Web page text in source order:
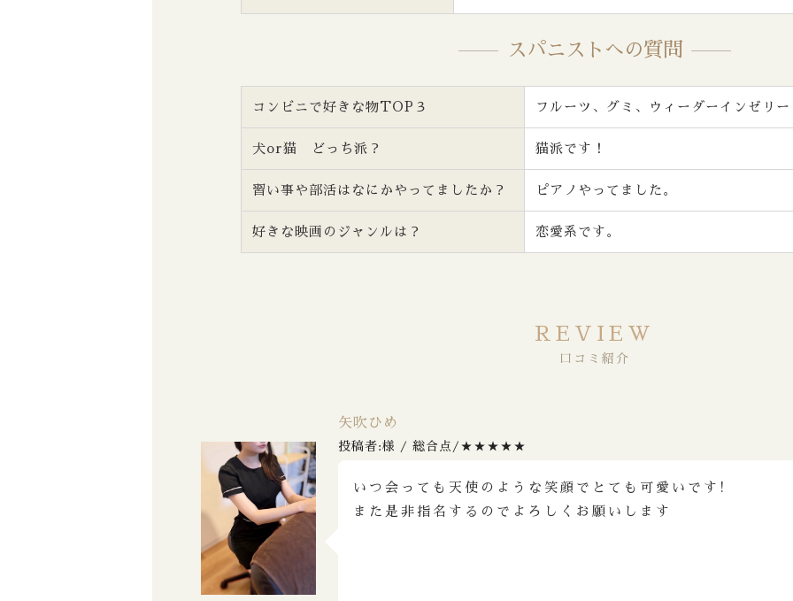
スパニストへの質問
コンビニで好きな物TOP３ フルーツ、グミ、ウィーダーインゼリー
犬or猫 どっち派？ 猫派です！
習い事や部活はなにかやってましたか？ ピアノやってました。
好きな映画のジャンルは？ 恋愛系です。
REVIEW
口コミ紹介
矢吹ひめ
投稿者:様 / 総合点/★★★★★
いつ会っても天使のような笑顔でとても可愛いです!
また是非指名するのでよろしくお願いします